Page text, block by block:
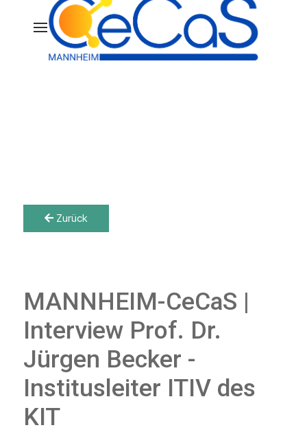
Zurück
MANNHEIM-CeCaS |
Interview Prof. Dr.
Jürgen Becker -
Institusleiter ITIV des
KIT